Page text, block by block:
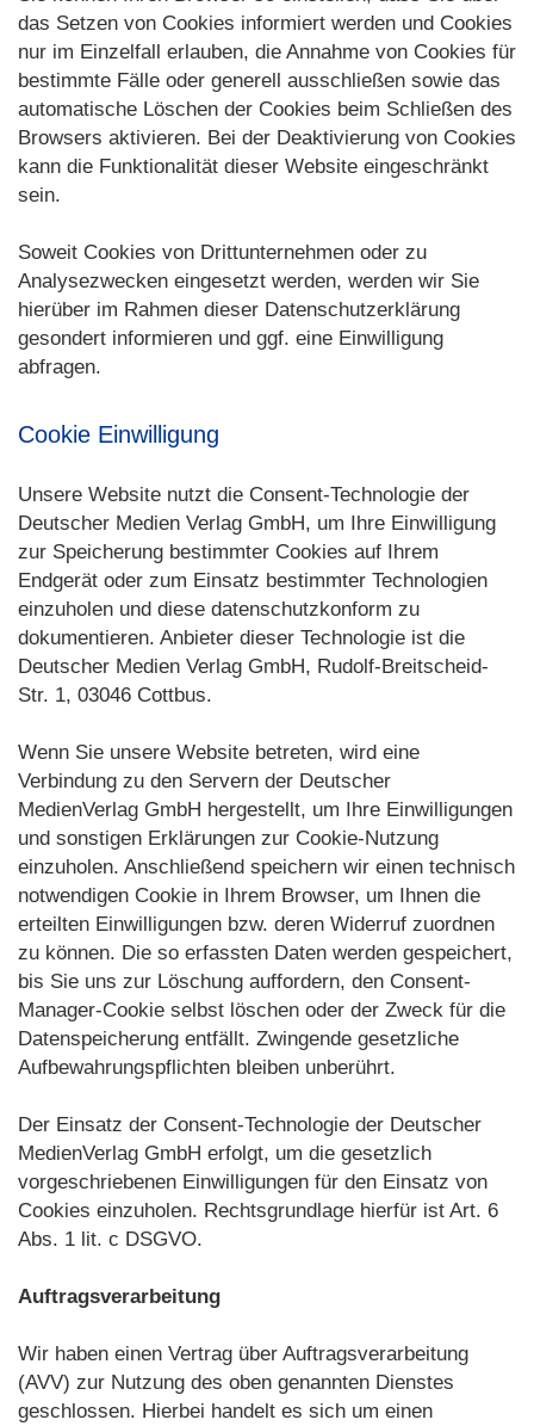
das Setzen von Cookies informiert werden und Cookies
nur im Einzelfall erlauben, die Annahme von Cookies für
bestimmte Fälle oder generell ausschließen sowie das
automatische Löschen der Cookies beim Schließen des
Browsers aktivieren. Bei der Deaktivierung von Cookies
kann die Funktionalität dieser Website eingeschränkt
sein.
Soweit Cookies von Drittunternehmen oder zu
Analysezwecken eingesetzt werden, werden wir Sie
hierüber im Rahmen dieser Datenschutzerklärung
gesondert informieren und ggf. eine Einwilligung
abfragen.
Cookie Einwilligung
Unsere Website nutzt die Consent-Technologie der
Deutscher Medien Verlag GmbH, um Ihre Einwilligung
zur Speicherung bestimmter Cookies auf Ihrem
Endgerät oder zum Einsatz bestimmter Technologien
einzuholen und diese datenschutzkonform zu
dokumentieren. Anbieter dieser Technologie ist die
Deutscher Medien Verlag GmbH, Rudolf-Breitscheid-
Str. 1, 03046 Cottbus.
Wenn Sie unsere Website betreten, wird eine
Verbindung zu den Servern der Deutscher
MedienVerlag GmbH hergestellt, um Ihre Einwilligungen
und sonstigen Erklärungen zur Cookie-Nutzung
einzuholen. Anschließend speichern wir einen technisch
notwendigen Cookie in Ihrem Browser, um Ihnen die
erteilten Einwilligungen bzw. deren Widerruf zuordnen
zu können. Die so erfassten Daten werden gespeichert,
bis Sie uns zur Löschung auffordern, den Consent-
Manager-Cookie selbst löschen oder der Zweck für die
Datenspeicherung entfällt. Zwingende gesetzliche
Aufbewahrungspflichten bleiben unberührt.
Der Einsatz der Consent-Technologie der Deutscher
MedienVerlag GmbH erfolgt, um die gesetzlich
vorgeschriebenen Einwilligungen für den Einsatz von
Cookies einzuholen. Rechtsgrundlage hierfür ist Art. 6
Abs. 1 lit. c DSGVO.
Auftragsverarbeitung
Wir haben einen Vertrag über Auftragsverarbeitung
(AVV) zur Nutzung des oben genannten Dienstes
geschlossen. Hierbei handelt es sich um einen